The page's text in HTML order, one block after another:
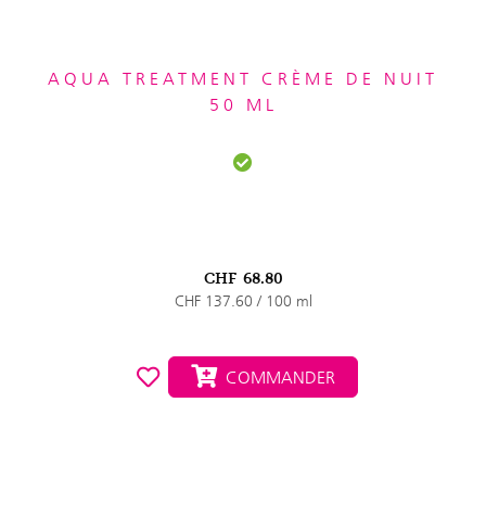
AQUA TREATMENT CRÈME DE NUIT
50 ML
CHF 68.80
CHF 137.60 / 100 ml
COMMANDER